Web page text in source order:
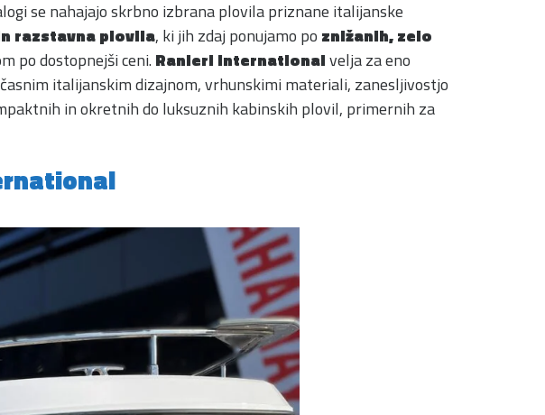
se nahajajo skrbno izbrana plovila priznane italijanske
razstavna plovila, ki jih zdaj ponujamo po znižanih, zelo
po dostopnejši ceni. Ranieri Internationalvelja za eno
italijanskim dizajnom, vrhunskimi materiali, zanesljivostjo
in okretnih do luksuznih kabinskih plovil, primernih za